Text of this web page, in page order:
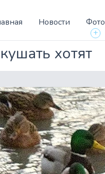
Новости
Фото
+
хотят